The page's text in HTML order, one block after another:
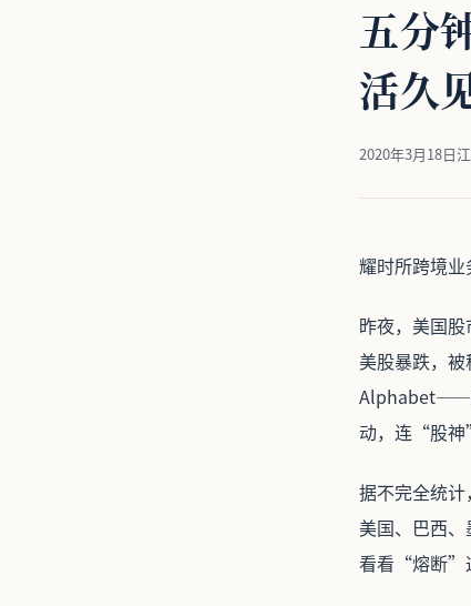
五分
活久
2020年3月18日
耀时所跨境业
昨夜，美国
美股暴跌，
Alphabet——
动，连“股神
据不完全统计
美国、巴西
看看“熔断”